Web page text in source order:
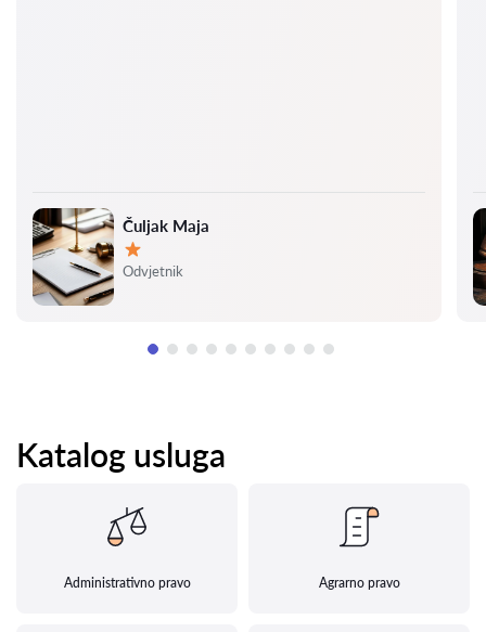
Čuljak Maja
Ocjena:
Odvjetnik
Katalog usluga
Administrativno pravo Agrarno pravo